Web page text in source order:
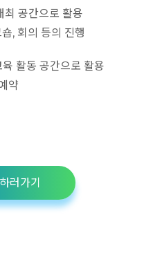
최 공간으로 활용
, 회의 등의 진행
활동 공간으로 활용
약
러가기